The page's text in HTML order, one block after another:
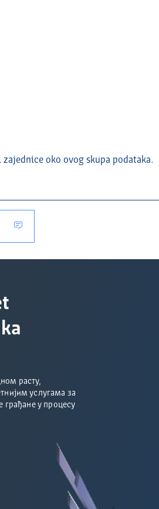
oko ovog skupa podataka.
расту,
услугама за
грађане у процесу